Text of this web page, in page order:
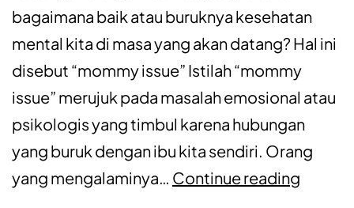
bagaimana baik atau buruknya kesehatan
mental kita di masa yang akan datang? Hal ini
disebut “mommy issue” Istilah “mommy
issue” merujuk pada masalah emosional atau
psikologis yang timbul karena hubungan
yang buruk dengan ibu kita sendiri. Orang
yang mengalaminya… Continue reading